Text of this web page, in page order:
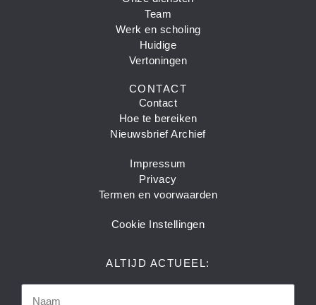
Team
Werk en scholing
Huidige
Vertoningen
CONTACT
Contact
Hoe te bereiken
Nieuwsbrief Archief
Impressum
Privacy
Termen en voorwaarden
Cookie Instellingen
ALTIJD ACTUEEL: